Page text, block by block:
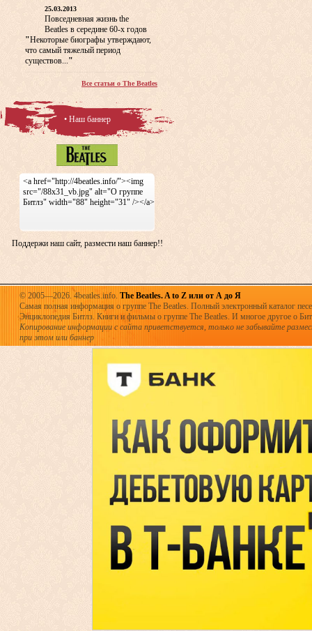
25.03.2013
Повседневная жизнь the
Beatles в середине 60-х годов
"Некоторые биографы утверждают,
что самый тяжелый период
существов..."
Все статьи о The Beatles
• Наш баннер
<a href="http://4beatles.info/"><img
src="/88x31_vb.jpg" alt="О группе
Битлз" width="88" height="31" /></a>
Поддержи наш сайт, размести наш баннер!!
© 2005—2026. 4beatles.info. The Beatles. A to Z или от А до Я
Самая полная информация о группе The Beatles. Полный электронный каталог
Энциклопедия Битлз. Книги и фильмы о группе The Beatles. И многое другое о
Копирование информации с сайта приветствуется, только не забывайте
при этом или баннер